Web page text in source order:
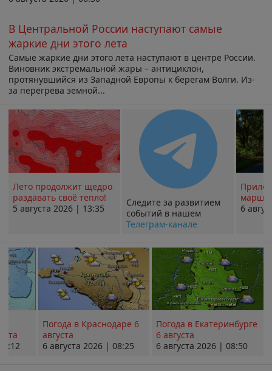
В Центральной России наступают самые
жаркие дни этого лета
Самые жаркие дни этого лета наступают в центре России.
Виновник экстремальной жары – антициклон,
протянувшийся из Западной Европы к берегам Волги. Из-
за перегрева земной...
Лето продолжит щедро
раздавать своё тепло!
5 августа 2026 | 13:35
Следите за развитием
событий в нашем
Телеграм-канале
6
Погода в Краснодаре 6
августа
6 августа 2026 | 08:25
Погода в Екатеринбурге
6 августа
6 августа 2026 | 08:50